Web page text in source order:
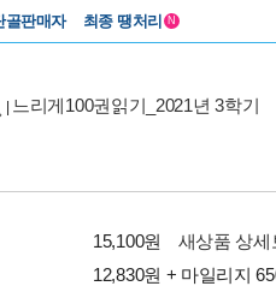
골판매자 최종 땡처리 N
느리게100권읽기_2021년 3학기
15,100원
새상품 상세
12,830원 + 마일리지